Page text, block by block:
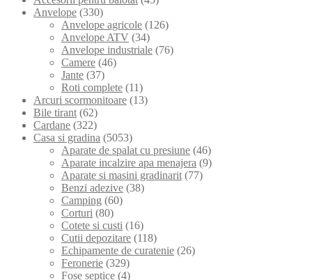
Anvelope (330)
Anvelope agricole (126)
Anvelope ATV (34)
Anvelope industriale (76)
Camere (46)
Jante (37)
Roti complete (11)
Arcuri scormonitoare (13)
Bile tirant (62)
Cardane (322)
Casa si gradina (5053)
Aparate de spalat cu presiune (46)
Aparate incalzire apa menajera (9)
Aparate si masini gradinarit (77)
Benzi adezive (38)
Camping (60)
Corturi (80)
Cotete si custi (16)
Cutii depozitare (118)
Echipamente de curatenie (26)
Feronerie (329)
Fose septice (4)